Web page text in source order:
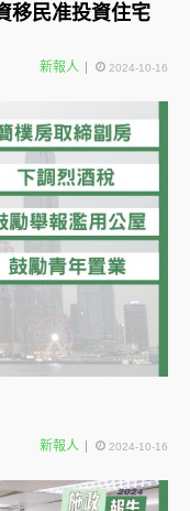
移民准投資住宅
新報人 2024-10-16
新報人 2024-10-16